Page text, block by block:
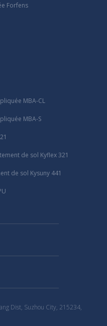
Forfens
MBA-CL
MBA-S
de sol Kyflex 321
de sol Kysuny 441
Dist, Suzhou City, 215234,